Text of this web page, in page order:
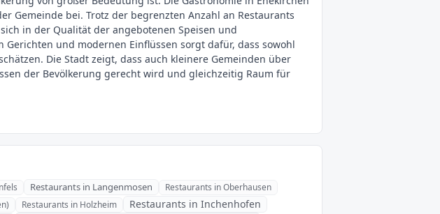
Gemeinde bei. Trotz der begrenzten Anzahl an Restaurants
in der Qualität der angebotenen Speisen und
und modernen Einflüssen sorgt dafür, dass sowohl
Die Stadt zeigt, dass auch kleinere Gemeinden über
der Bevölkerung gerecht wird und gleichzeitig Raum für
Restaurants in Langenmosen Restaurants in Oberhausen
Restaurants in Holzheim Restaurants in Inchenhofen